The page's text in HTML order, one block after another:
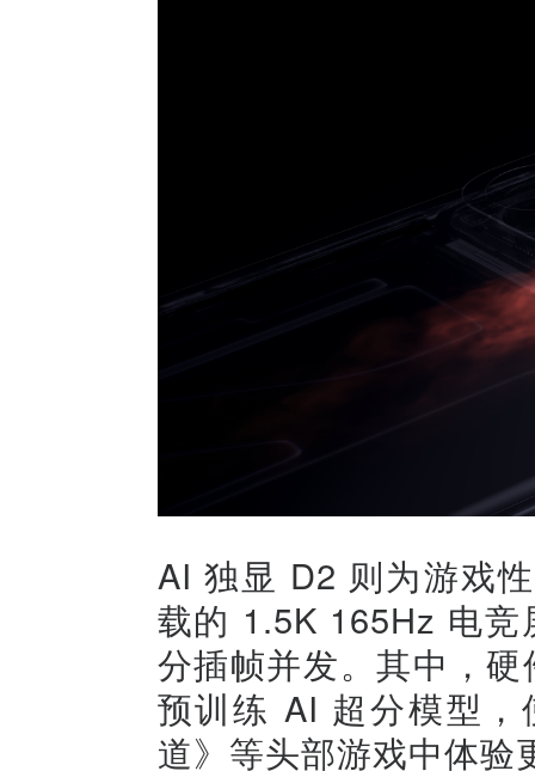
AI 独显 D2 则为游戏
载的 1.5K 165Hz 电
分插帧并发。其中，
预训练 AI 超分模型
道》等头部游戏中体验